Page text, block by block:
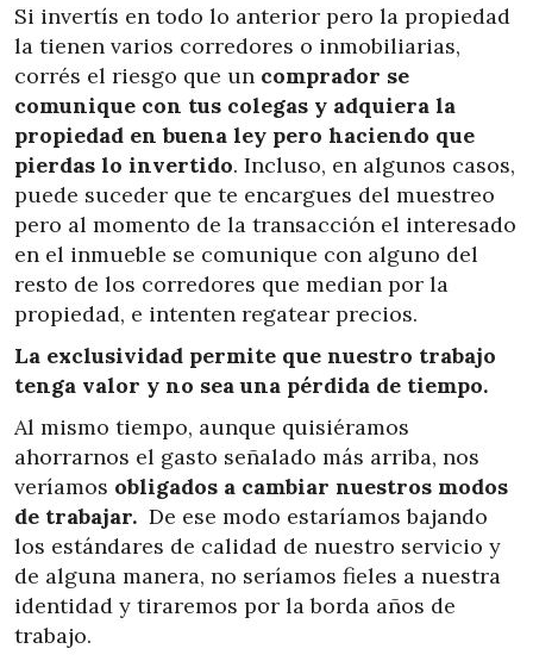
Si invertís en todo lo anterior pero la propiedad
la tienen varios corredores o inmobiliarias,
corrés el riesgo que un comprador se
comunique con tus colegas y adquiera la
propiedad en buena ley pero haciendo que
pierdas lo invertido. Incluso, en algunos casos,
puede suceder que te encargues del muestreo
pero al momento de la transacción el interesado
en el inmueble se comunique con alguno del
resto de los corredores que median por la
propiedad, e intenten regatear precios.
La exclusividad permite que nuestro trabajo
tenga valor y no sea una pérdida de tiempo.
Al mismo tiempo, aunque quisiéramos
ahorrarnos el gasto señalado más arriba, nos
veríamos obligados a cambiar nuestros modos
de trabajar. De ese modo estaríamos bajando
los estándares de calidad de nuestro servicio y
de alguna manera, no seríamos fieles a nuestra
identidad y tiraremos por la borda años de
trabajo.